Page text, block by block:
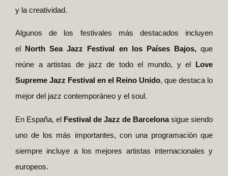
y la creatividad.
Algunos de los festivales más destacados incluyen
el
North Sea Jazz Festival en los Países Bajos,que
reúne a artistas de jazz de todo el mundo, y el
Love
Supreme Jazz Festival en el Reino Unido, que destaca lo
mejor del jazz contemporáneo y el soul.
En España, el Festival de Jazz de Barcelonasigue siendo
uno de los más importantes, con una programación que
siempre incluye a los mejores artistas internacionales y
europeos.